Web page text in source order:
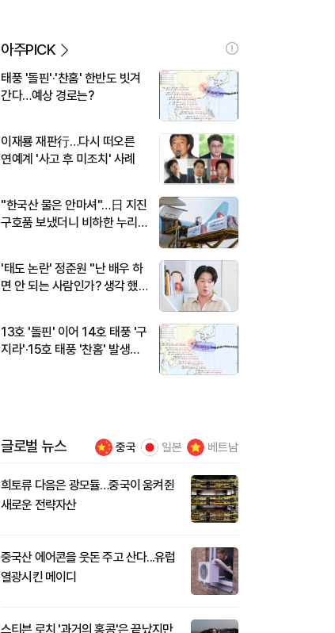
아주PICK
태풍 '돌핀'·'찬홈' 한반도 빗겨
간다…예상 경로는?
이재룡 재판行…다시 떠오른
연예계 '사고 후 미조치' 사례
"한국산 물은 안마셔"…日 지진
구호품 보냈더니 비하한 누리
'태도 논란' 정준원 "난 배우 하
면 안 되는 사람인가? 생각 했
13호 '돌핀' 이어 14호 태풍 '구
지라'·15호 태풍 '찬홈' 발생…
글로벌 뉴스 중국 일본 베트남
희토류 다음은 광모듈…중국이 움켜쥔
새로운 전략자산
중국산 에어콘을 웃돈 주고 산다...유럽
열광시킨 메이디
스티븐 로치 '과거의 홍콩'은 끝났지만